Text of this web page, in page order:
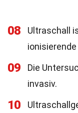
08
Ultraschall
09
Die
invasiv.
10